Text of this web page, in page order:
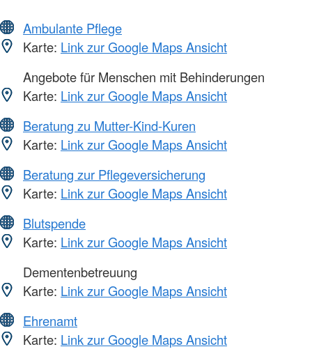
Ambulante Pflege
Karte: Link zur Google Maps Ansicht
Angebote für Menschen mit Behinderungen
Karte: Link zur Google Maps Ansicht
Beratung zu Mutter-Kind-Kuren
Karte: Link zur Google Maps Ansicht
Beratung zur Pflegeversicherung
Karte: Link zur Google Maps Ansicht
Blutspende
Karte: Link zur Google Maps Ansicht
Dementenbetreuung
Karte: Link zur Google Maps Ansicht
Ehrenamt
Karte: Link zur Google Maps Ansicht